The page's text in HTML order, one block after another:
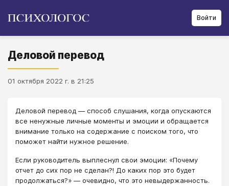
Войти
Деловой перевод
01 октября 2022 г. в 21:25
Деловой перевод ― способ слушания, когда опускаются
все ненужные личные моменты и эмоции и обращается
внимание только на содержание с поиском того, что
поможет найти нужное решение.
Если руководитель выплеснул свои эмоции: «Почему
отчет до сих пор не сделан?! До каких пор это будет
продолжаться?» ― очевидно, что это невыдержанность.